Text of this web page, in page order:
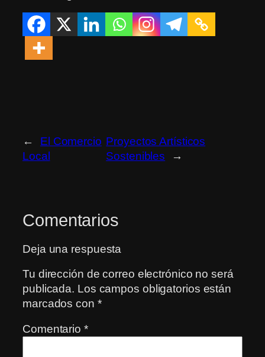
←
El Comercio
Local
Proyectos Artísticos
Sostenibles
→
Comentarios
Deja una respuesta
Tu dirección de correo electrónico no será
publicada. Los campos obligatorios están
marcados con *
Comentario *